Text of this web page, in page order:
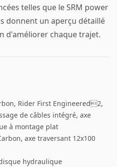
telles que le SRM power
donnent un aperçu détaillé
d'améliorer chaque trajet.
Rider First Engineered2,
de câbles intégré, axe
à montage plat
axe traversant 12x100
hydraulique